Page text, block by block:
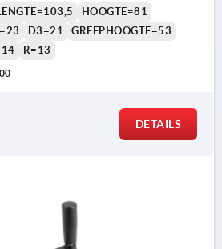
LENGTE=103,5
HOOGTE=81
D3=21
GREEPHOOGTE=53
R=13
DETAILS